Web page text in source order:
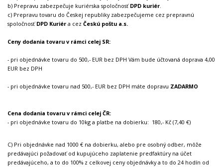
b) Prepravu zabezpečuje kuriérska spoločnosť DPD kuriér.
c) Prepravu tovaru do Českej republiky zabezpečujeme cez prepravnú
spoločnosť DPD Kuriér a cez Českú poštu a.s.
Ceny dodania tovaru v rámci celej SR:
- pri objednávke tovaru do 500,- EUR bez DPH Vám bude účtovaná doprava 4,00
EUR bez DPH
- pri objednávke tovaru nad 500,- EUR bez DPH máte dopravu ZADARMO
Cena dodania tovaru v rámci celej ČR:
- pri objednávke tovaru do 10kg a platbe na dobierku: 180,- Kč (7,40 €)
C) Pri objednávke nad 1000 € na dobierku, alebo pre osobný odber, môže
predávajúci požadovať od kupujúceho zaplatenie predfaktúry na účet
predávajúceho, a to do 100% z celkovej ceny objednávky a to do 24 hodín od